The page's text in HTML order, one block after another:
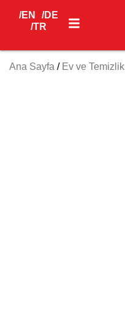
/EN
/DE
/TR
Ana Sayfa / Ev ve Temizlik